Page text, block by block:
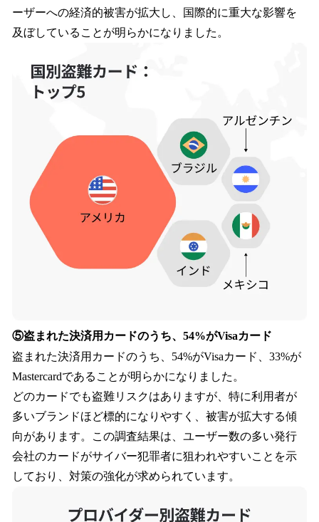
ーザーへの経済的被害が拡大し、国際的に重大な影響を
及ぼしていることが明らかになりました。
⑤盗まれた決済用カードのうち、54%がVisaカード
盗まれた決済用カードのうち、54%がVisaカード、33%が
Mastercardであることが明らかになりました。
どのカードでも盗難リスクはありますが、特に利用者が
多いブランドほど標的になりやすく、被害が拡大する傾
向があります。この調査結果は、ユーザー数の多い発行
会社のカードがサイバー犯罪者に狙われやすいことを示
しており、対策の強化が求められています。